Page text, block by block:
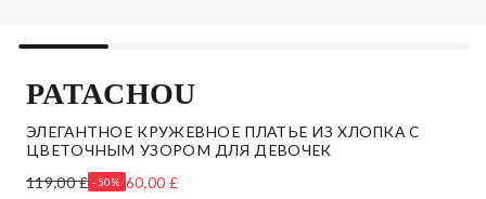
PATACHOU
ЭЛЕГАНТНОЕ КРУЖЕВНОЕ ПЛАТЬЕ ИЗ ХЛОПКА С
ЦВЕТОЧНЫМ УЗОРОМ ДЛЯ ДЕВОЧЕК
119,00 £ -50% 60,00 £